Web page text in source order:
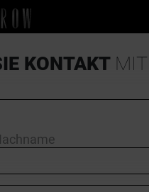
KONTAKT